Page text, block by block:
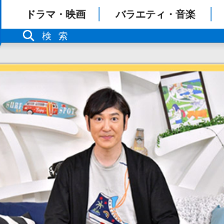
「TBSテレビ」トップページ
番組表
ドラマ・映画 バラエティ・音楽
検索